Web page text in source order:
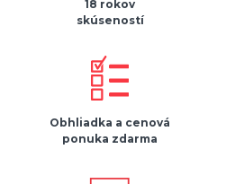
18 rokov
skúseností
Obhliadka a cenová
ponuka zdarma